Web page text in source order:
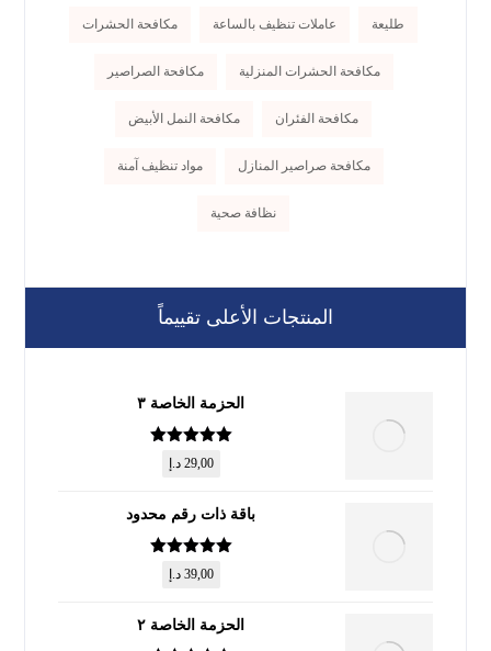
طليعة عاملات تنظيف بالساعة مكافحة الحشرات
مكافحة الحشرات المنزلية مكافحة الصراصير
مكافحة الفئران مكافحة النمل الأبيض
مكافحة صراصير المنازل مواد تنظيف آمنة
نظافة صحية
المنتجات الأعلى تقييماً
الحزمة الخاصة ٣
تم التقييم
من 5
29,00 د.إ
باقة ذات رقم محدود
تم التقييم
من 5
39,00 د.إ
الحزمة الخاصة ٢